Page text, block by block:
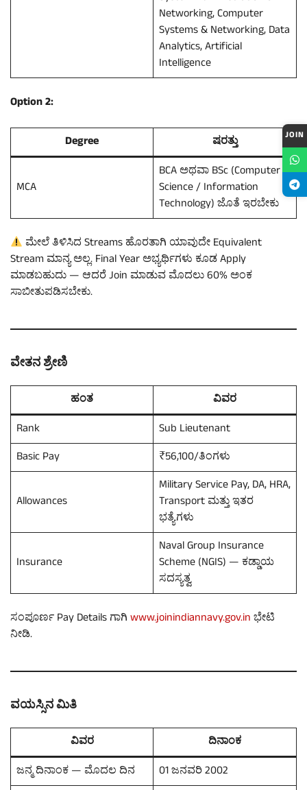
Networking, Computer
Systems & Networking, Data
Analytics, Artificial
Intelligence
Option 2:
Degree ಷರತ್ತು
MCA
BCA ಅಥವಾ BSc (Computer
Science / Information
Technology) ಜೊತೆ ಇರಬೇಕು
ಮೇಲೆ ತಿಳಿಸಿದ Streams ಹೊರತಾಗಿ ಯಾವುದೇ Equivalent
Stream ಮಾನ್ಯ ಅಲ್ಲ. Final Year ಅಭ್ಯರ್ಥಿಗಳು ಕೂಡ Apply
ಮಾಡಬಹುದು — ಆದರೆ Join ಮಾಡುವ ಮೊದಲು 60% ಅಂಕ
ಸಾಬೀತುಪಡಿಸಬೇಕು.
ವೇತನ ಶ್ರೇಣಿ
ಹಂತ
ವಿವರ
Rank
Sub Lieutenant
Basic Pay
₹56,100/ತಿಂಗಳು
Allowances
Military Service Pay, DA, HRA,
Transport ಮತ್ತು ಇತರ
ಭತ್ಯೆಗಳು
Insurance
Naval Group Insurance
Scheme (NGIS) — ಕಡ್ಡಾಯ
ಸದಸ್ಯತ್ವ
ಸಂಪೂರ್ಣ Pay Details ಗಾಗಿwww.joinindiannavy.gov.inಭೇಟಿ
ನೀಡಿ.
ವಯಸ್ಸಿನ ಮಿತಿ
ವಿವರ
ದಿನಾಂಕ
ಜನ್ಮ ದಿನಾಂಕ — ಮೊದಲ ದಿನ
01 ಜನವರಿ 2002
JOIN